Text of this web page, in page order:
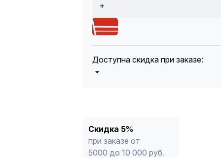
Доступна скидка при заказе:
* -Для заказов, состоящих
продукции, максимальная скидка
Скидка 5%
при заказе от
5000 до 10 000 руб.